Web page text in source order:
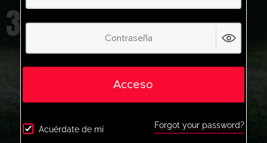
3 TEAM EXERCISE
Acceso
Acuérdate de mí Forgot your password?